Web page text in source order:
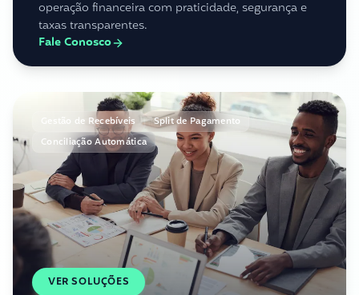
operação financeira com praticidade, segurança e
taxas transparentes.
Fale Conosco
Gestão de Recebíveis
Split de Pagamento
Conciliação Automática
VER SOLUÇÕES